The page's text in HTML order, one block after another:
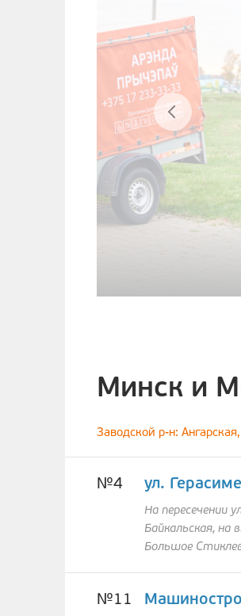
Минск и
Заводской р-н:
№4 ул.
На пересечении
Байкальская, на
Большое
№11